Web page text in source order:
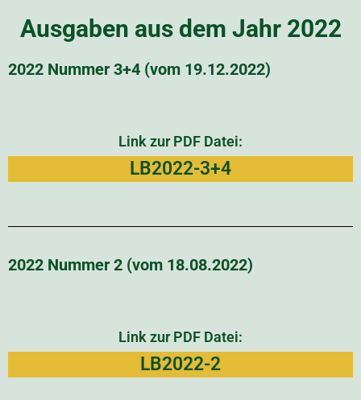
Ausgaben aus dem Jahr 2022
2022 Nummer 3+4 (vom 19.12.2022)
Link zur PDF Datei:
LB2022-3+4
2022 Nummer 2 (vom 18.08.2022)
Link zur PDF Datei:
LB2022-2